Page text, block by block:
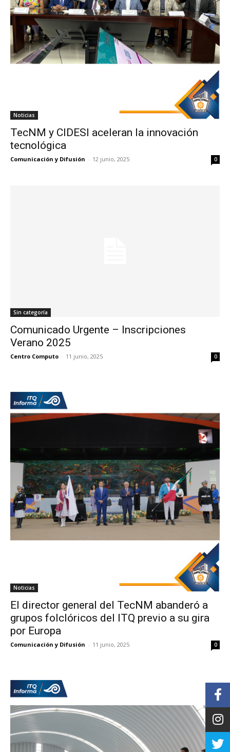
Noticias
TecNM y CIDESI aceleran la innovación
tecnológica
Comunicación y Difusión - 12 junio, 2025 0
Sin categoría
Comunicado Urgente – Inscripciones
Verano 2025
Centro Computo - 11 junio, 2025 0
Noticias
El director general del TecNM abanderó a
grupos folclóricos del ITQ previo a su gira
por Europa
Comunicación y Difusión - 11 junio, 2025 0